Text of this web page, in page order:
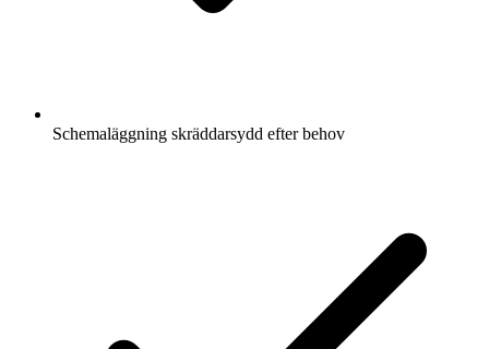
Schemaläggning skräddarsydd efter behov